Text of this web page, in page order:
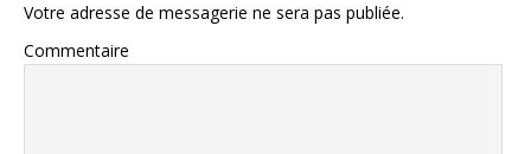
Votre adresse de messagerie ne sera pas publiée.
Commentaire